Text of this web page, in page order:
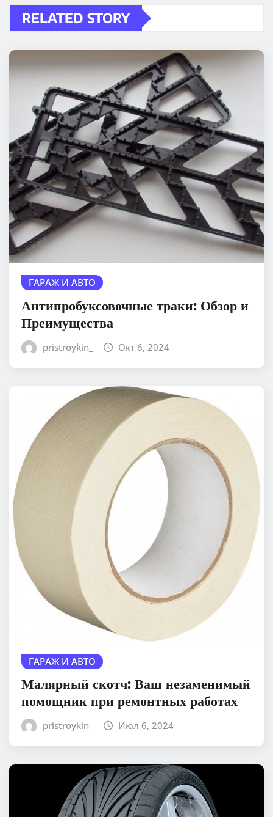
RELATED STORY
ГАРАЖ И АВТО
Антипробуксовочные траки: Обзор и
Преимущества
pristroykin_ Окт 6, 2024
ГАРАЖ И АВТО
Малярный скотч: Ваш незаменимый
помощник при ремонтных работах
pristroykin_ Июл 6, 2024